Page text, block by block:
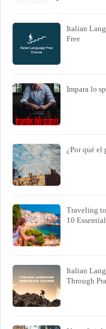
Italian
Free
Impara lo
¿Por qué
Traveling
10
Italian
Through